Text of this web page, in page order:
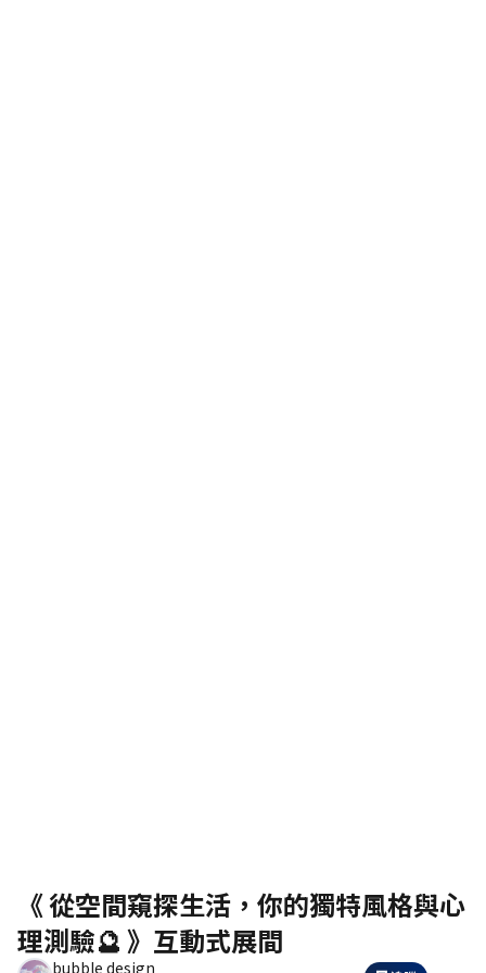
《 從空間窺探生活，你的獨特風格與心
理測驗🔮 》互動式展間
bubble design